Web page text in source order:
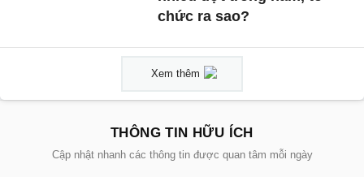
chức ra sao?
Xem thêm
THÔNG TIN HỮU ÍCH
Cập nhật nhanh các thông tin được quan tâm mỗi ngày